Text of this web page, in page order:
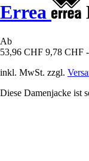
Errea
Ab
53,96 CHF 9,78 CHF
inkl. MwSt. zzgl.
Diese Damenjacke ist